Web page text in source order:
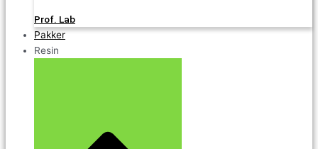
Prof. Lab
Pakker
Resin